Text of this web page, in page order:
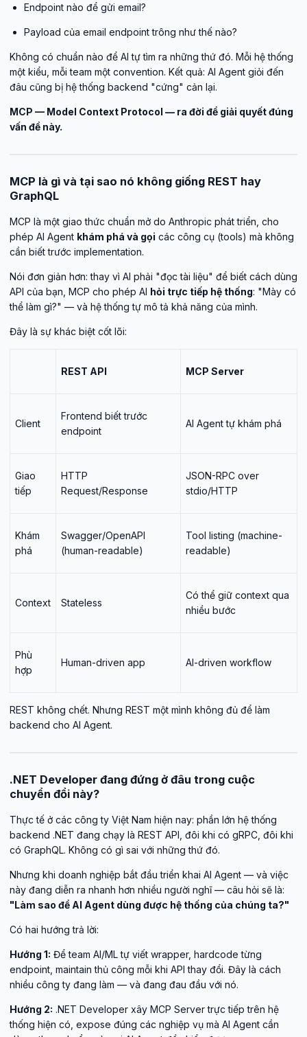
Endpoint nào để gửi email?
Payload của email endpoint trông như thế nào?
Không có chuẩn nào để AI tự tìm ra những thứ đó. Mỗi hệ thống
một kiểu, mỗi team một convention. Kết quả: AI Agent giỏi đến
đâu cũng bị hệ thống backend "cứng" cản lại.
MCP — Model Context Protocol — ra đời để giải quyết đúng
vấn đề này.
MCP là gì và tại sao nó không giống REST hay
GraphQL
MCP là một giao thức chuẩn mở do Anthropic phát triển, cho
phép AI Agent khám phá và gọi các công cụ (tools) mà không
cần biết trước implementation.
Nói đơn giản hơn: thay vì AI phải "đọc tài liệu" để biết cách dùng
API của bạn, MCP cho phép AI hỏi trực tiếp hệ thống: "Mày có
thể làm gì?" — và hệ thống tự mô tả khả năng của mình.
Đây là sự khác biệt cốt lõi:
REST API MCP Server
Client
Frontend biết trước
endpoint
AI Agent tự khám phá
Giao
tiếp
HTTP
Request/Response
JSON-RPC over
stdio/HTTP
Khám
phá
Swagger/OpenAPI
(human-readable)
Tool listing (machine-
readable)
Context Stateless
Có thể giữ context qua
nhiều bước
Phù
hợp
Human-driven app AI-driven workflow
REST không chết. Nhưng REST một mình không đủ để làm
backend cho AI Agent.
.NET Developer đang đứng ở đâu trong cuộc
chuyển đổi này?
Thực tế ở các công ty Việt Nam hiện nay: phần lớn hệ thống
backend .NET đang chạy là REST API, đôi khi có gRPC, đôi khi
có GraphQL. Không có gì sai với những thứ đó.
Nhưng khi doanh nghiệp bắt đầu triển khai AI Agent — và việc
này đang diễn ra nhanh hơn nhiều người nghĩ — câu hỏi sẽ là:
"Làm sao để AI Agent dùng được hệ thống của chúng ta?"
Có hai hướng trả lời:
Hướng 1: Để team AI/ML tự viết wrapper, hardcode từng
endpoint, maintain thủ công mỗi khi API thay đổi. Đây là cách
nhiều công ty đang làm — và đang đau đầu với nó.
Hướng 2: .NET Developer xây MCP Server trực tiếp trên hệ
thống hiện có, expose đúng các nghiệp vụ mà AI Agent cần